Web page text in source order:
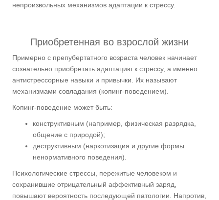
непроизвольных механизмов адаптации к стрессу.
Приобретенная во взрослой жизни
Примерно с препубертатного возраста человек начинает
сознательно приобретать адаптацию к стрессу, а именно
антистрессорные навыки и привычки. Их называют
механизмами совладания (копинг-поведением).
Копинг-поведение может быть:
конструктивным (например, физическая разрядка,
общение с природой);
деструктивным (наркотизация и другие формы
ненормативного поведения).
Психологические стрессы, пережитые человеком и
сохранившие отрицательный аффективный заряд,
повышают вероятность последующей патологии. Напротив,